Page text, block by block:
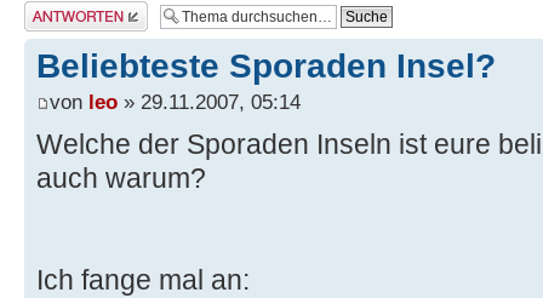
Antwort erstellen
Beliebteste Sporaden Insel?
von leo » 29.11.2007, 05:14
Welche der Sporaden Inseln ist eure
auch warum?
Ich fange mal an: